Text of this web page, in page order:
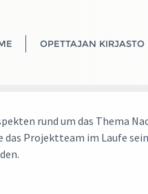
OPETTAJAN KIRJASTO
rund um das Thema
Projektteam im Laufe